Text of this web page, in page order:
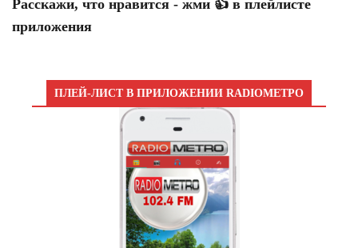
Расскажи, что нравится - жми 👍 в плейлисте
приложения
ПЛЕЙ-ЛИСТ В ПРИЛОЖЕНИИ RADIOМЕТРО